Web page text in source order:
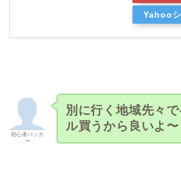
Yahoo
初心者パッカ
ー
別に行く地域先々
ル買うから良いよ〜